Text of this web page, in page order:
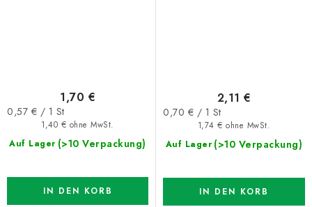
Auf Lager (>10 Verpackung)
1,40 € ohne MwSt.
1,70 €
Verkaufspreis:
0,57 € / 1 St
IN DEN KORB
Auf Lager (>10 Verpackung)
1,74 € ohne MwSt.
2,11 €
Verkaufspreis:
0,70 € / 1 St
IN DEN KORB